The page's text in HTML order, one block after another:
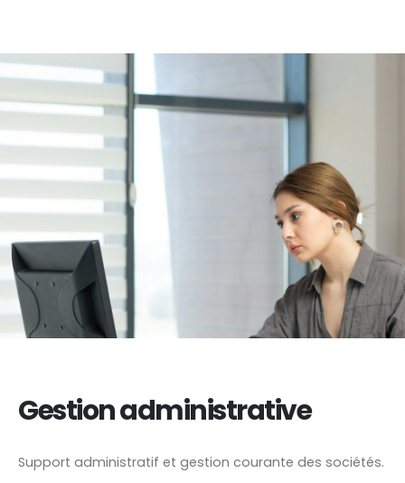
Gestion administrative
Support administratif et gestion courante des sociétés.